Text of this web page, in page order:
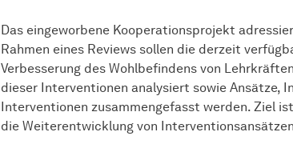
Das eingeworbene Kooperationsprojekt
Rahmen eines Reviews sollen die derzeit
Verbesserung des Wohlbefindens von
dieser Interventionen analysiert sowie Ansätze,
Interventionen zusammengefasst werden. Ziel
die Weiterentwicklung von